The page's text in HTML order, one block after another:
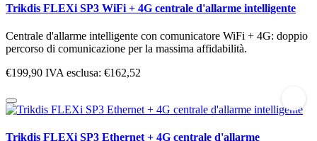
Trikdis FLEXi SP3 WiFi + 4G centrale d'allarme intelligente
Centrale d'allarme intelligente con comunicatore WiFi + 4G: doppio
percorso di comunicazione per la massima affidabilità.
€199,90 IVA esclusa: €162,52
Trikdis FLEXi SP3 Ethernet + 4G centrale d'allarme